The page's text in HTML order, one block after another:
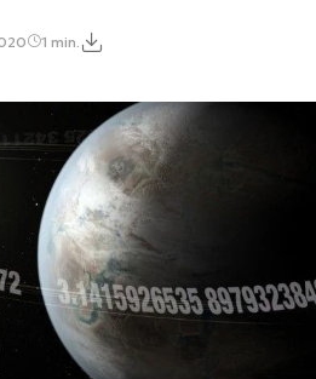
1 min.